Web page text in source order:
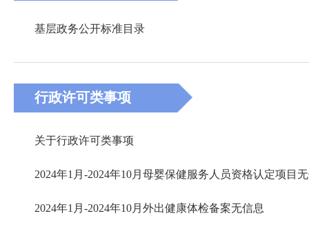
基层政务公开标准目录
行政许可类事项
关于行政许可类事项
2024年1月-2024年10月母婴保健服务人员资格认定项目
2024年1月-2024年10月外出健康体检备案无信息